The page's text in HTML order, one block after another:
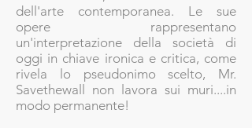
dell'arte contemporanea. Le sue
opere rappresentano
un'interpretazione della società di
oggi in chiave ironica e critica, come
rivela lo pseudonimo scelto, Mr.
Savethewall non lavora sui muri....in
modo permanente!